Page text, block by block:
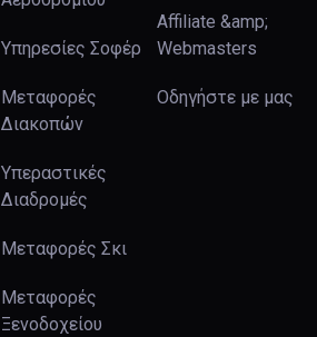
Υπηρεσίες Σοφέρ
Μεταφορές
Διακοπών
Υπεραστικές
Διαδρομές
Μεταφορές Σκι
Μεταφορές
Ξενοδοχείου
Affiliate &amp;
Webmasters
Οδηγήστε με μας